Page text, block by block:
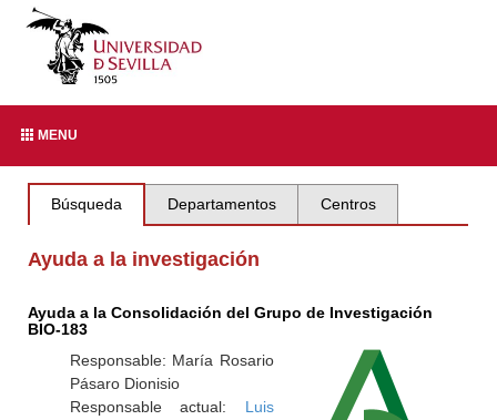
MENU
Búsqueda Departamentos Centros
Ayuda a la investigación
Ayuda a la Consolidación del Grupo de Investigación
BIO-183
Responsable: María Rosario
Pásaro Dionisio
Responsable actual: Luis